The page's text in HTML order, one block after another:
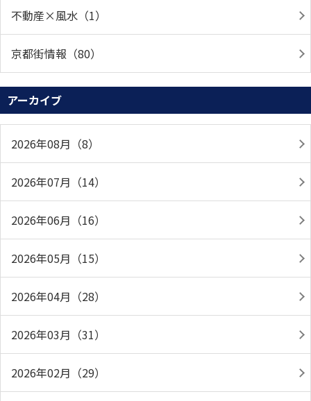
不動産×風水（1）
京都街情報（80）
アーカイブ
2026年08月（8）
2026年07月（14）
2026年06月（16）
2026年05月（15）
2026年04月（28）
2026年03月（31）
2026年02月（29）